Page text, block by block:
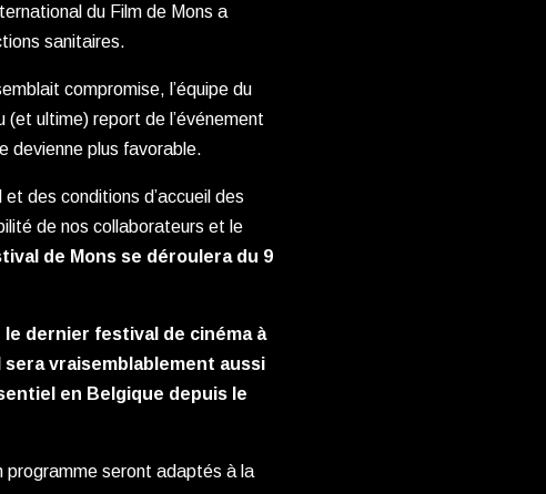
du Film de Mons a
sanitaires.
compromise, l’équipe du
(et ultime) report de l’événement
devienne plus favorable.
des conditions d’accueil des
de nos collaborateurs et le
de Mons se déroulera du 9
dernier festival de cinéma à
vraisemblablement aussi
en Belgique depuis le
seront adaptés à la